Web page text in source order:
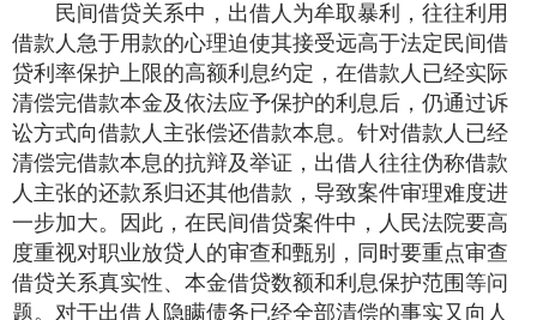
民间借贷关系中，出借人为牟取暴利，往往利用
借款人急于用款的心理迫使其接受远高于法定民间借
贷利率保护上限的高额利息约定，在借款人已经实际
清偿完借款本金及依法应予保护的利息后，仍通过诉
讼方式向借款人主张偿还借款本息。针对借款人已经
清偿完借款本息的抗辩及举证，出借人往往伪称借款
人主张的还款系归还其他借款，导致案件审理难度进
一步加大。因此，在民间借贷案件中，人民法院要高
度重视对职业放贷人的审查和甄别，同时要重点审查
借贷关系真实性、本金借贷数额和利息保护范围等问
题。对于出借人隐瞒债务已经全部清偿的事实又向人